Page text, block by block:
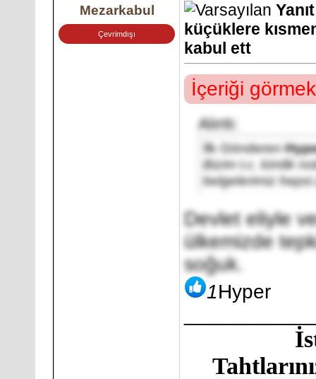
Mezarkabul
Çevrimdışı
küçüklere
kabul ett
İçeriği
Alıntı:
İlk Gönderen
Bizim t.c. kimlik
belgelerimiz hepsi
Devlet eliyle
ülkemizde
soğuk.
1Hyper